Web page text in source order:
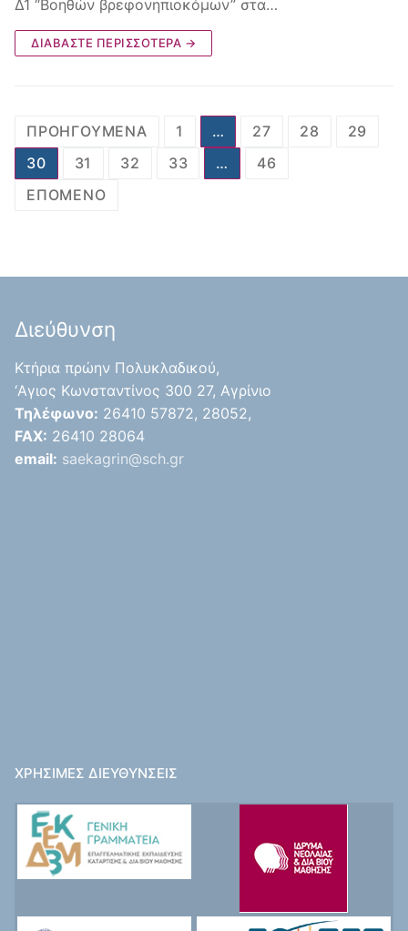
Δ1 “Βοηθών βρεφονηπιοκόμων” στα…
ΔΙΑΒΆΣΤΕ ΠΕΡΙΣΣΌΤΕΡΑ →
ΠΡΟΗΓΟΎΜΕΝΑ 1 … 27 28
29
30
31 32 33 …
46
ΕΠΌΜΕΝΟ
Διεύθυνση
Κτήρια πρώην Πολυκλαδικού,
‘Aγιος Κωνσταντίνος 300 27, Αγρίνιο
Τηλέφωνο: 26410 57872, 28052,
FAX: 26410 28064
email: saekagrin@sch.gr
ΧΡΉΣΙΜΕΣ ΔΙΕΥΘΎΝΣΕΙΣ